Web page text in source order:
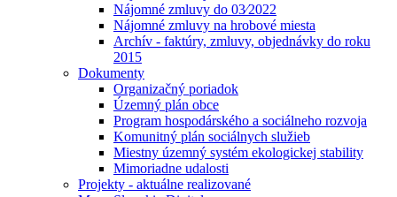
Nájomné zmluvy do 03⁄2022
Nájomné zmluvy na hrobové miesta
Archív - faktúry, zmluvy, objednávky do roku
2015
Dokumenty
Organizačný poriadok
Územný plán obce
Program hospodárského a sociálneho rozvoja
Komunitný plán sociálnych služieb
Miestny územný systém ekologickej stability
Mimoriadne udalosti
Projekty - aktuálne realizované